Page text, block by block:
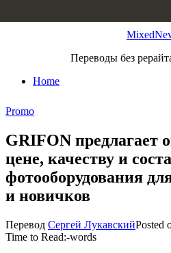
Переводы без
Home
Promo
GRIFON предлагает
цене, качеству и
фотооборудования
и новичков
Перевод Сергей ЛукавскийPosted
Time to Read:-words